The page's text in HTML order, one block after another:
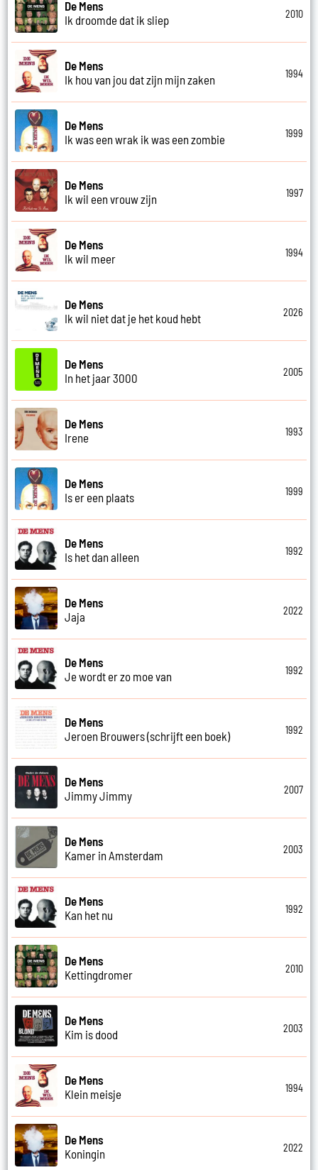
De Mens
Ik droomde dat ik sliep
2010
De Mens
Ik hou van jou dat zijn mijn zaken
1994
De Mens
Ik was een wrak ik was een zombie
1999
De Mens
Ik wil een vrouw zijn
1997
De Mens
Ik wil meer
1994
De Mens
Ik wil niet dat je het koud hebt
2026
De Mens
In het jaar 3000
2005
De Mens
Irene
1993
De Mens
Is er een plaats
1999
De Mens
Is het dan alleen
1992
De Mens
Jaja
2022
De Mens
Je wordt er zo moe van
1992
De Mens
Jeroen Brouwers (schrijft een boek)
1992
De Mens
Jimmy Jimmy
2007
De Mens
Kamer in Amsterdam
2003
De Mens
Kan het nu
1992
De Mens
Kettingdromer
2010
De Mens
Kim is dood
2003
De Mens
Klein meisje
1994
De Mens
Koningin
2022